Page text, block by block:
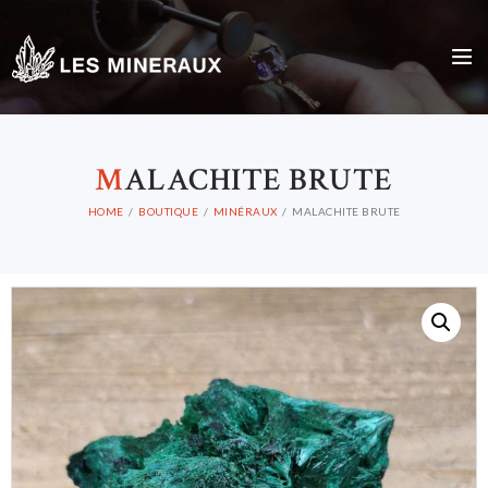
MALACHITE BRUTE
HOME BOUTIQUE MINÉRAUX MALACHITE BRUTE